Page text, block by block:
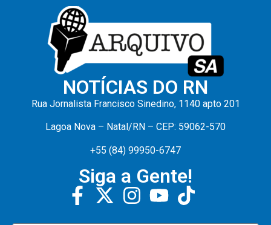
NOTÍCIAS DO RN
Rua Jornalista Francisco Sinedino, 1140 apto 201
Lagoa Nova – Natal/RN – CEP: 59062-570
+55 (84) 99950-6747
Siga a Gente!